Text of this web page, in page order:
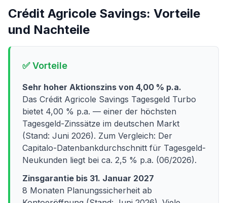
Crédit Agricole Savings: Vorteile
und Nachteile
✅ Vorteile
Sehr hoher Aktionszins von 4,00 % p.a.
Das Crédit Agricole Savings Tagesgeld Turbo
bietet 4,00 % p.a. — einer der höchsten
Tagesgeld-Zinssätze im deutschen Markt
(Stand: Juni 2026). Zum Vergleich: Der
Capitalo-Datenbankdurchschnitt für Tagesgeld-
Neukunden liegt bei ca. 2,5 % p.a. (06/2026).
Zinsgarantie bis 31. Januar 2027
8 Monaten Planungssicherheit ab